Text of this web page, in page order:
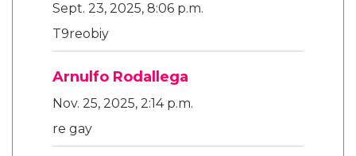
Sept. 23, 2025, 8:06 p.m.
T9reobiy
Arnulfo Rodallega
Nov. 25, 2025, 2:14 p.m.
re gay